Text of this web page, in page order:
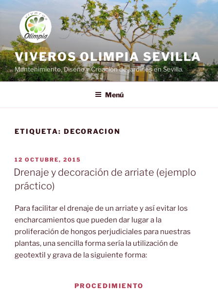
contenido
VIVEROS OLIMPIA SEVILLA
Mantenimiento, Diseño y Creación de jardines en Sevilla.
Menú
ETIQUETA: DECORACION
PUBLICADO
EL
12 OCTUBRE, 2015
Drenaje y decoración de arriate (ejemplo
práctico)
Para facilitar el drenaje de un arriate y así evitar los
encharcamientos que pueden dar lugar a la
proliferación de hongos perjudiciales para nuestras
plantas, una sencilla forma sería la utilización de
geotextil y grava de la siguiente forma:
PROCEDIMIENTO